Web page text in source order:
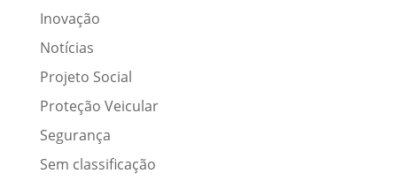
Inovação
Notícias
Projeto Social
Proteção Veicular
Segurança
Sem classificação